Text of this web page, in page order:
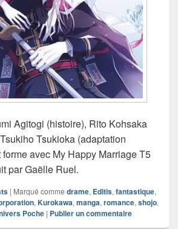
Agitogi (histoire), Rito Kohsaka
Tsukioka (adaptation
avec My Happy Marriage T5
par Gaëlle Ruel.
| Marqué comme drame, Editis, fantastique,
, Kurokawa, manga, romance, shojo,
Poche | Publier un commentaire